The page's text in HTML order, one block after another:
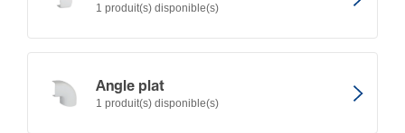
1 produit(s) disponible(s)
Angle plat
1 produit(s) disponible(s)